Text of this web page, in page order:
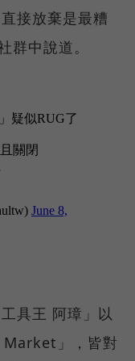
接放棄是最糟
中說道。
具王 阿璋」以
」，皆對